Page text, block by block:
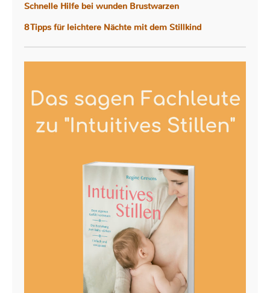
Schnelle Hilfe bei wunden Brustwarzen
8 Tipps für leichtere Nächte mit dem Stillkind